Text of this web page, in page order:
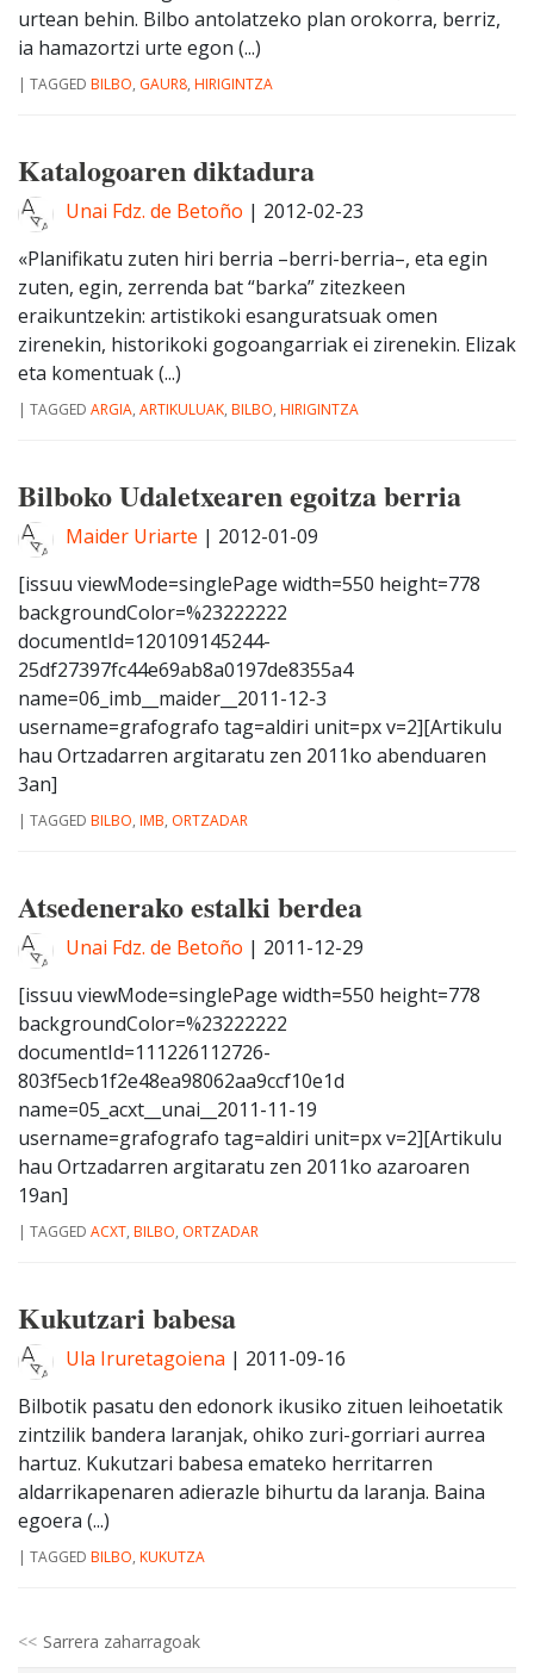
urtean behin. Bilbo antolatzeko plan orokorra, berriz,
ia hamazortzi urte egon (...)
| TAGGED BILBO, GAUR8, HIRIGINTZA
Katalogoaren diktadura
Unai Fdz. de Betoño | 2012-02-23
«Planifikatu zuten hiri berria –berri-berria–, eta egin
zuten, egin, zerrenda bat “barka” zitezkeen
eraikuntzekin: artistikoki esanguratsuak omen
zirenekin, historikoki gogoangarriak ei zirenekin. Elizak
eta komentuak (...)
| TAGGED ARGIA, ARTIKULUAK, BILBO, HIRIGINTZA
Bilboko Udaletxearen egoitza berria
Maider Uriarte | 2012-01-09
[issuu viewMode=singlePage width=550 height=778
backgroundColor=%23222222
documentId=120109145244-
25df27397fc44e69ab8a0197de8355a4
name=06_imb__maider__2011-12-3
username=grafografo tag=aldiri unit=px v=2][Artikulu
hau Ortzadarren argitaratu zen 2011ko abenduaren
3an]
| TAGGED BILBO, IMB, ORTZADAR
Atsedenerako estalki berdea
Unai Fdz. de Betoño | 2011-12-29
[issuu viewMode=singlePage width=550 height=778
backgroundColor=%23222222
documentId=111226112726-
803f5ecb1f2e48ea98062aa9ccf10e1d
name=05_acxt__unai__2011-11-19
username=grafografo tag=aldiri unit=px v=2][Artikulu
hau Ortzadarren argitaratu zen 2011ko azaroaren
19an]
| TAGGED ACXT, BILBO, ORTZADAR
Kukutzari babesa
Ula Iruretagoiena | 2011-09-16
Bilbotik pasatu den edonork ikusiko zituen leihoetatik
zintzilik bandera laranjak, ohiko zuri-gorriari aurrea
hartuz. Kukutzari babesa emateko herritarren
aldarrikapenaren adierazle bihurtu da laranja. Baina
egoera (...)
| TAGGED BILBO, KUKUTZA
Sarrera zaharragoak